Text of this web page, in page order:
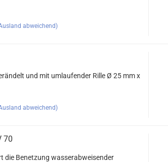
abweichend)
und mit umlaufender Rille Ø 25 mm x
abweichend)
70
die Benetzung wasserabweisender